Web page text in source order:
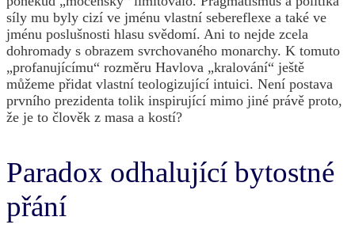
síly mu byly cizí ve jménu vlastní sebereflexe a také ve
jménu poslušnosti hlasu svědomí. Ani to nejde zcela
dohromady s obrazem svrchovaného monarchy. K tomuto
„profanujícímu“ rozměru Havlova „kralování“ ještě
můžeme přidat vlastní teologizující intuici. Není postava
prvního prezidenta tolik inspirující mimo jiné právě proto,
že je to člověk z masa a kostí?
Paradox odhalující bytostné
přání